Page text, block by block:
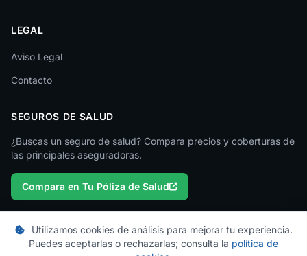
Málaga
Melilla
Murcia
Palencia
Pontevedra
Salamanca
Santa Cruz de Tenerife
LEGAL
Aviso Legal
Contacto
SEGUROS DE SALUD
¿Buscas un seguro de salud? Compara precios y coberturas de
las principales aseguradoras.
Compara en Tu Póliza de Salud
Utilizamos cookies de análisis para mejorar tu experiencia.
Puedes aceptarlas o rechazarlas; consulta la política de